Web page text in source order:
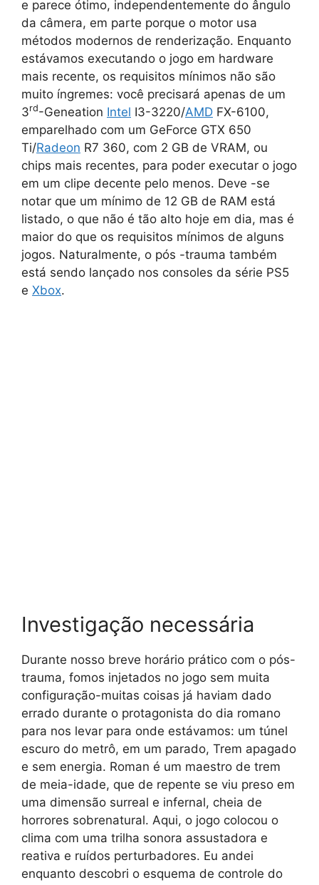
e parece ótimo, independentemente do ângulo
da câmera, em parte porque o motor usa
métodos modernos de renderização. Enquanto
estávamos executando o jogo em hardware
mais recente, os requisitos mínimos não são
muito íngremes: você precisará apenas de um
3rd-Geneation Intel I3-3220/AMD FX-6100,
emparelhado com um GeForce GTX 650
Ti/Radeon R7 360, com 2 GB de VRAM, ou
chips mais recentes, para poder executar o jogo
em um clipe decente pelo menos. Deve -se
notar que um mínimo de 12 GB de RAM está
listado, o que não é tão alto hoje em dia, mas é
maior do que os requisitos mínimos de alguns
jogos. Naturalmente, o pós -trauma também
está sendo lançado nos consoles da série PS5
e Xbox.
Investigação necessária
Durante nosso breve horário prático com o pós-
trauma, fomos injetados no jogo sem muita
configuração-muitas coisas já haviam dado
errado durante o protagonista do dia romano
para nos levar para onde estávamos: um túnel
escuro do metrô, em um parado, Trem apagado
e sem energia. Roman é um maestro de trem
de meia-idade, que de repente se viu preso em
uma dimensão surreal e infernal, cheia de
horrores sobrenatural. Aqui, o jogo colocou o
clima com uma trilha sonora assustadora e
reativa e ruídos perturbadores. Eu andei
enquanto descobri o esquema de controle do